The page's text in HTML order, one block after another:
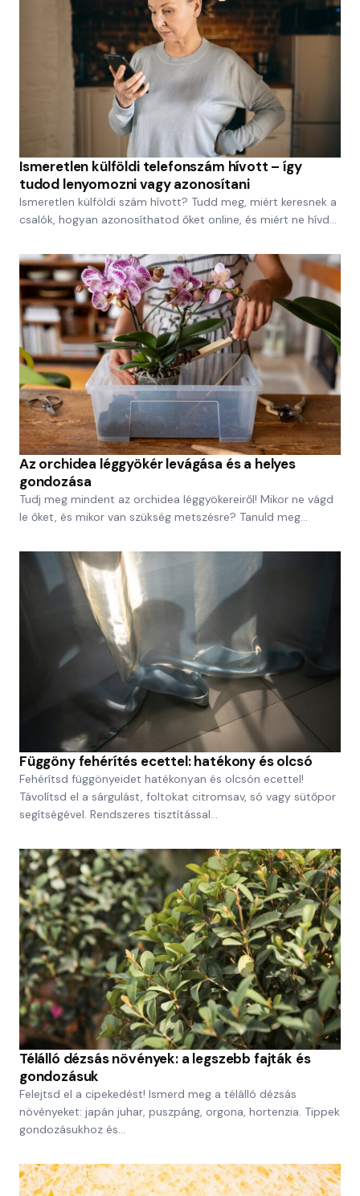
Ismeretlen külföldi telefonszám hívott – így
tudod lenyomozni vagy azonosítani
Ismeretlen külföldi szám hívott? Tudd meg, miért keresnek a
csalók, hogyan azonosíthatod őket online, és miért ne hívd…
Az orchidea léggyökér levágása és a helyes
gondozása
Tudj meg mindent az orchidea léggyökereiről! Mikor ne vágd
le őket, és mikor van szükség metszésre? Tanuld meg…
Függöny fehérítés ecettel: hatékony és olcsó
Fehérítsd függönyeidet hatékonyan és olcsón ecettel!
Távolítsd el a sárgulást, foltokat citromsav, só vagy sütőpor
segítségével. Rendszeres tisztítással…
Télálló dézsás növények: a legszebb fajták és
gondozásuk
Felejtsd el a cipekedést! Ismerd meg a télálló dézsás
növényeket: japán juhar, puszpáng, orgona, hortenzia. Tippek
gondozásukhoz és…